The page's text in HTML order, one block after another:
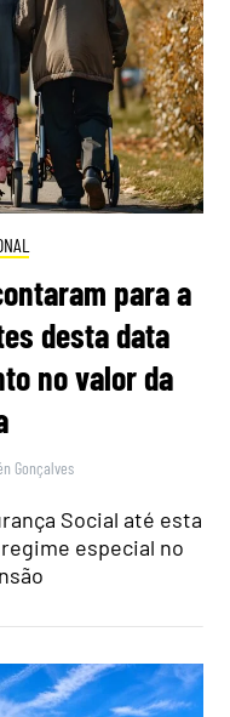
para a
desta data
no valor da
Gonçalves
Social até esta
especial no